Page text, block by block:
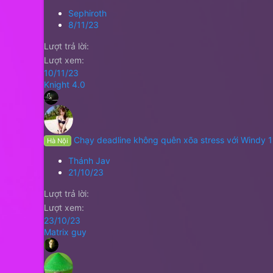
Sephiroth
8/11/23
Lượt trả lời
Lượt xem
10/11/23
Knight 4.0
Hà Nội
Chạy deadline không quên xõa stress với Windy
Thánh Jav
21/10/23
Lượt trả lời
Lượt xem
23/10/23
Matrix guy